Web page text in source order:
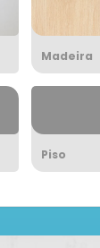
Madeira
Piso